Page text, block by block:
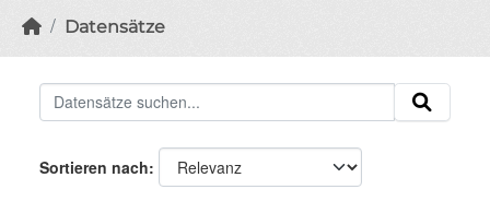
Datensätze
Sortieren nach